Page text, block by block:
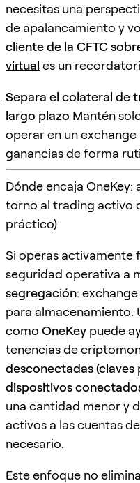
necesitas una
de apalancamiento y
cliente de la CFTC
virtual es un
Separa el colateral de
largo plazo Mantén
operar en un
ganancias de forma
Dónde encaja
torno al trading activo
práctico)
Si operas activamente
seguridad operativa a
segregación:
para almacenamiento.
como OneKey puede
tenencias de
desconectadas (claves
dispositivos
una cantidad menor y
activos a las cuentas
necesario.
Este enfoque no